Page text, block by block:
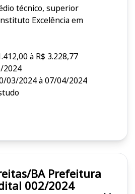
técnico, superior
Excelência em
à R$ 3.228,77
2024
03/2024 à 07/04/2024
Prefeitura
002/2024